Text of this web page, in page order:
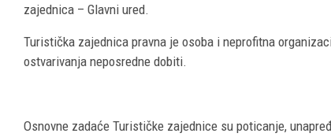
zajednica – Glavni ured.
Turistička zajednica pravna je osoba i neprofitna
ostvarivanja neposredne dobiti.
Osnovne zadaće Turističke zajednice su poticanje,